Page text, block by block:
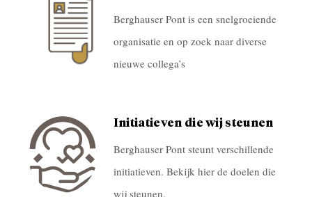
Berghauser Pont is een snelgroeiende
organisatie en op zoek naar diverse
nieuwe collega’s
Initiatieven die wij steunen
Berghauser Pont steunt verschillende
initiatieven. Bekijk hier de doelen die
wij steunen.